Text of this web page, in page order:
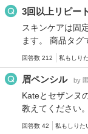
3回以上リピー
スキンケアは固
ます。 商品タグ
回答数 212 私もしり
眉ペンシル by
Kateとセザンヌ
教えてください。
回答数 42 私もしりた